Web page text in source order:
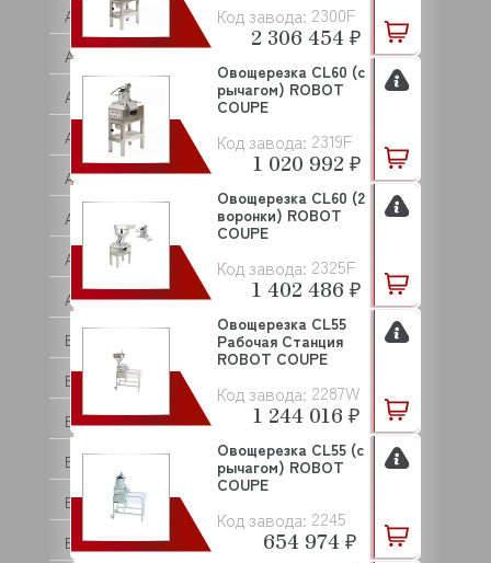
ASF/THOMAS
ASKO
ASSUM
ATA
ATEA
ATEL
ATESY (АТЕСИ)
ATOLLSPEED
BAKE OFF
BARTEC
BARTSCHER
BASSANINA
BEAR VARIMIXER
BECKERS
Код завода: 2300F
2 306 454 ₽
Код завода: 2319F
Овощерезка CL60 (с
рычагом) ROBOT
COUPE
1 020 992 ₽
Код завода: 2325F
Овощерезка CL60 (2
воронки) ROBOT
COUPE
1 402 486 ₽
Код завода: 2287W
Овощерезка CL55
Рабочая Станция
ROBOT COUPE
1 244 016 ₽
Код завода: 2245
Овощерезка CL55 (с
рычагом) ROBOT
COUPE
654 974 ₽